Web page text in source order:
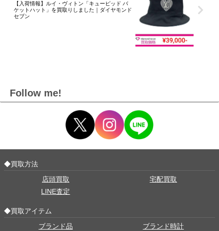
【入荷情報】ルイ・ヴィトン「キューピッド バ
ケットハット」を買取りしました｜ダイヤモンド
セブン
Follow me!
◆買取方法
店頭買取
宅配買取
LINE査定
◆買取アイテム
ブランド品
ブランド時計